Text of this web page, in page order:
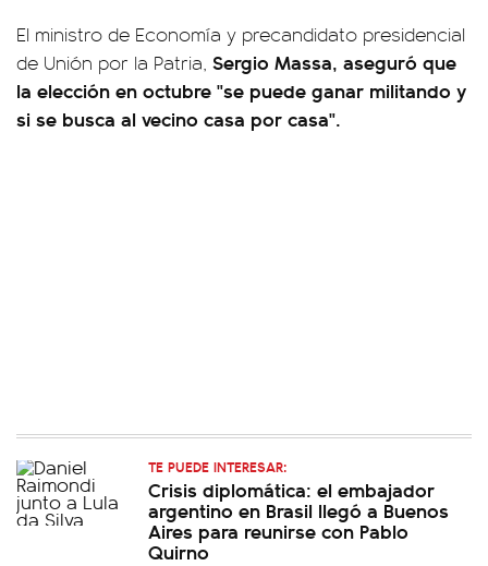
El ministro de Economía y precandidato presidencial
de Unión por la Patria, Sergio Massa, aseguró que
la elección en octubre "se puede ganar militando y
si se busca al vecino casa por casa".
TE PUEDE INTERESAR:
Crisis diplomática: el embajador
argentino en Brasil llegó a Buenos
Aires para reunirse con Pablo
Quirno